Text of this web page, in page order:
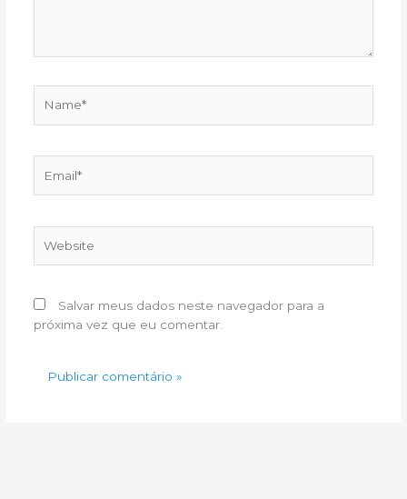
Salvar meus dados neste navegador para a
próxima vez que eu comentar.